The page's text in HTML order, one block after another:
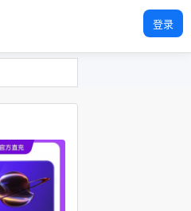
登录